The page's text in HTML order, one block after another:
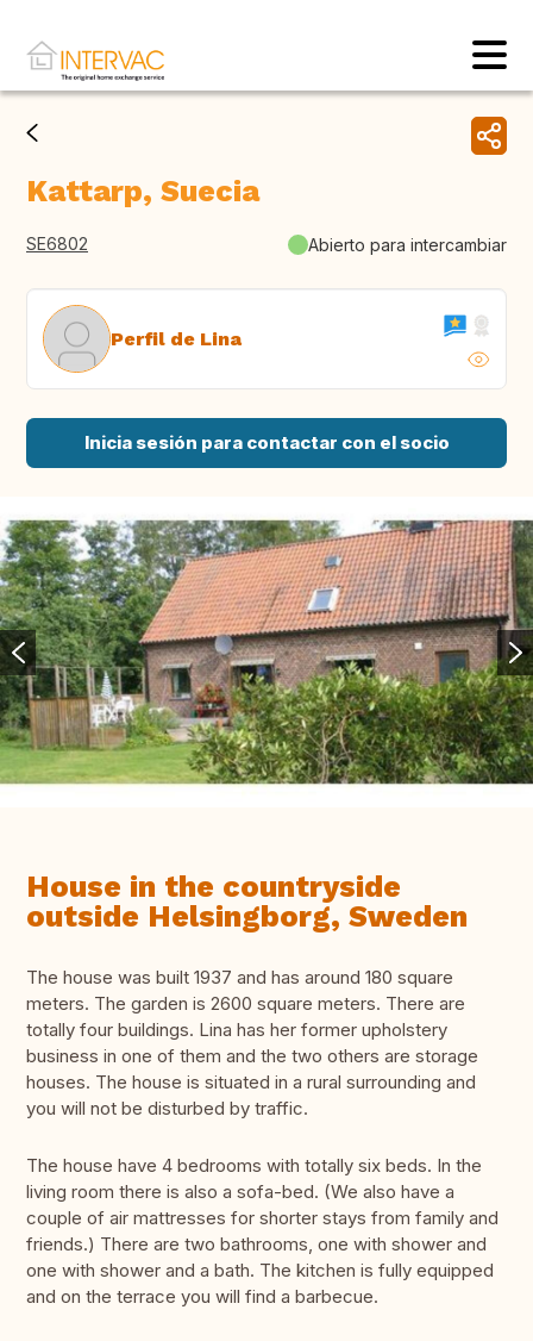
Kattarp, Suecia
SE6802 Abierto para intercambiar
Perfil de Lina
Inicia sesión para contactar con el socio
House in the countryside
outside Helsingborg, Sweden
The house was built 1937 and has around 180 square
meters. The garden is 2600 square meters. There are
totally four buildings. Lina has her former upholstery
business in one of them and the two others are storage
houses. The house is situated in a rural surrounding and
you will not be disturbed by traffic.
The house have 4 bedrooms with totally six beds. In the
living room there is also a sofa-bed. (We also have a
couple of air mattresses for shorter stays from family and
friends.) There are two bathrooms, one with shower and
one with shower and a bath. The kitchen is fully equipped
and on the terrace you will find a barbecue.